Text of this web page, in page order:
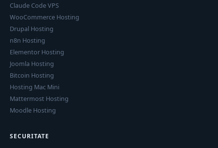
Claude Code VPS
WooCommerce Hosting
Drupal Hosting
n8n Hosting
Elementor Hosting
Joomla Hosting
Bitcoin Hosting
Hosting Mac Mini
Mattermost Hosting
Moodle Hosting
SECURITATE